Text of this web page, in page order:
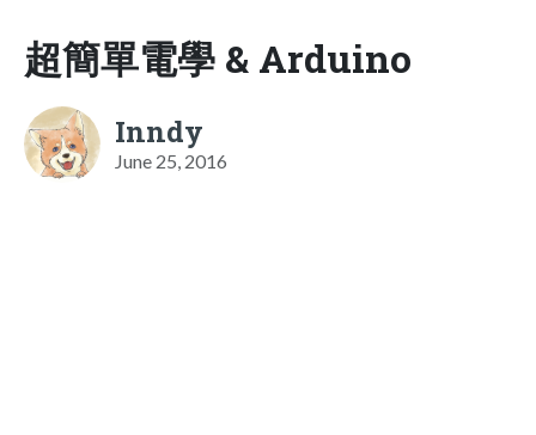
超簡單電學 & Arduino
Inndy
June 25, 2016